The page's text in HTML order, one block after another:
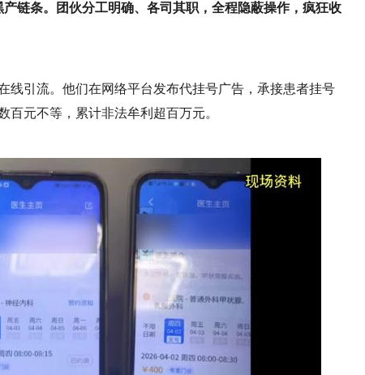
链条。团伙分工明确、各司其职，全程隐蔽操作，疯狂收
线引流。他们在网络平台发布代挂号广告，承接患者挂号
百元不等，累计非法牟利超百万元。